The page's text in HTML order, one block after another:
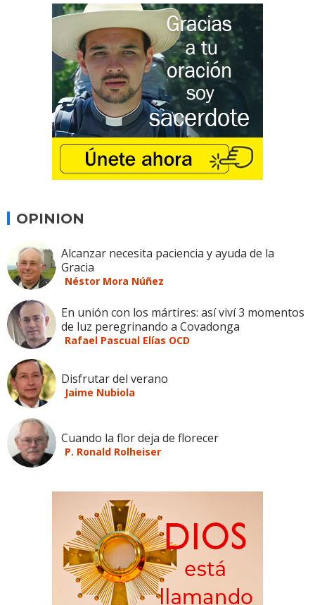
OPINION
Alcanzar necesita paciencia y ayuda de la
Gracia
Néstor Mora Núñez
En unión con los mártires: así viví 3 momentos
de luz peregrinando a Covadonga
Rafael Pascual Elías OCD
Disfrutar del verano
Jaime Nubiola
Cuando la flor deja de florecer
P. Ronald Rolheiser